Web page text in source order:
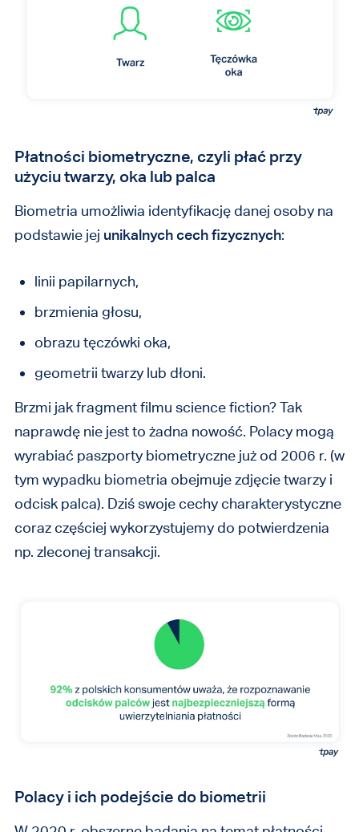
Płatności biometryczne, czyli płać przy
użyciu twarzy, oka lub palca
Biometria umożliwia identyfikację danej osoby na
podstawie jej unikalnych cech fizycznych:
linii papilarnych,
brzmienia głosu,
obrazu tęczówki oka,
geometrii twarzy lub dłoni.
Brzmi jak fragment filmu science fiction? Tak
naprawdę nie jest to żadna nowość. Polacy mogą
wyrabiać paszporty biometryczne już od 2006 r. (w
tym wypadku biometria obejmuje zdjęcie twarzy i
odcisk palca). Dziś swoje cechy charakterystyczne
coraz częściej wykorzystujemy do potwierdzenia
np. zleconej transakcji.
Polacy i ich podejście do biometrii